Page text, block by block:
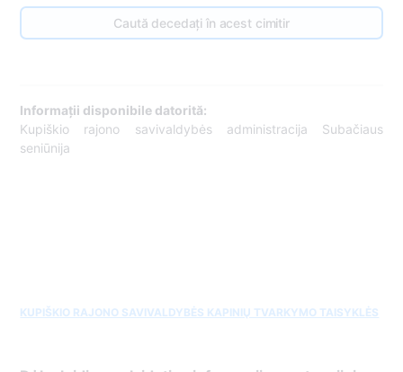
Caută decedați în acest cimitir
Informații disponibile datorită:
Kupiškio rajono savivaldybės administracija Subačiaus
seniūnija
KUPIŠKIO RAJONO SAVIVALDYBĖS KAPINIŲ TVARKYMO TAISYKLĖS